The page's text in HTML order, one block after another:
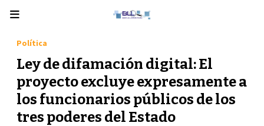
Ley de difamación digital: El
proyecto excluye expresamente a
los funcionarios públicos de los
tres poderes del Estado
Política